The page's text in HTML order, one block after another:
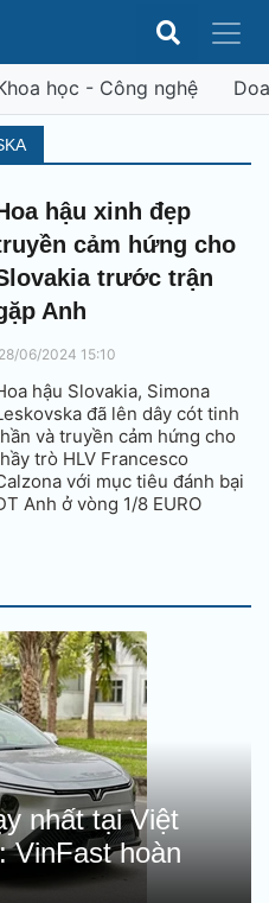
học - Công nghệ
hậu xinh đẹp
cảm hứng cho
trước trận
Anh
28/06/2024 15:10
hậu Slovakia, Simona
đã lên dây cót tinh
và truyền cảm hứng cho
trò HLV Francesco
với mục tiêu đánh bại
Anh ở vòng 1/8 EURO
nhất tại Việt
VinFast hoàn